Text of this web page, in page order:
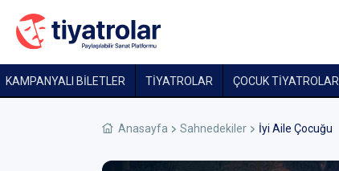
KAMPANYALI BİLETLER TİYATROLAR ÇOCUK TIYATROLARI
Anasayfa Sahnedekiler İyi Aile Çocuğu